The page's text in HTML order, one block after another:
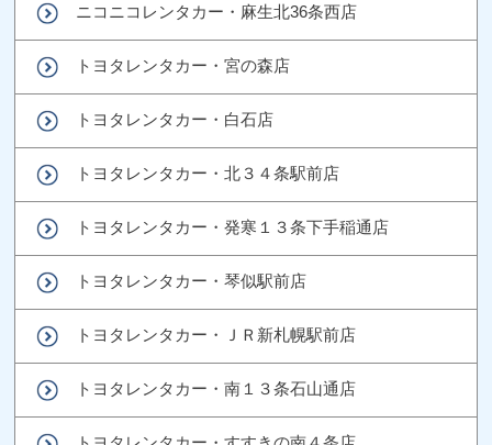
ニコニコレンタカー・麻生北36条西店
トヨタレンタカー・宮の森店
トヨタレンタカー・白石店
トヨタレンタカー・北３４条駅前店
トヨタレンタカー・発寒１３条下手稲通店
トヨタレンタカー・琴似駅前店
トヨタレンタカー・ＪＲ新札幌駅前店
トヨタレンタカー・南１３条石山通店